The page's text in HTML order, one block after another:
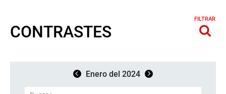
CONTRASTES
FILTRAR
Enero del 2024